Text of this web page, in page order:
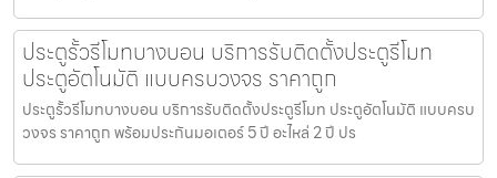
ประตูรั้วรีโมทบางบอน บริการรับติดตั้งประตูรีโมท
ประตูอัตโนมัติ แบบครบวงจร ราคาถูก
ประตูรั้วรีโมทบางบอน บริการรับติดตั้งประตูรีโมท ประตูอัตโนมัติ แบบครบ
วงจร ราคาถูก พร้อมประกันมอเตอร์ 5 ปี อะไหล่ 2 ปี ปร